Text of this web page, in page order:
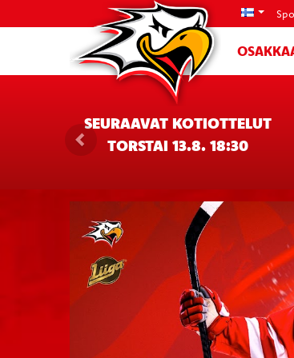
SEURAAVAT KOTIOTTELUT
TORSTAI 13.8. 18:30